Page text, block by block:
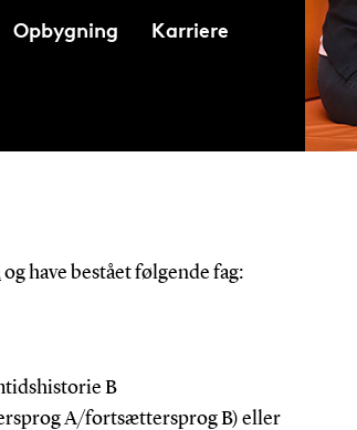
Opbygning
Karriere
og have bestået følgende fag:
B
A/fortsættersprog B) eller